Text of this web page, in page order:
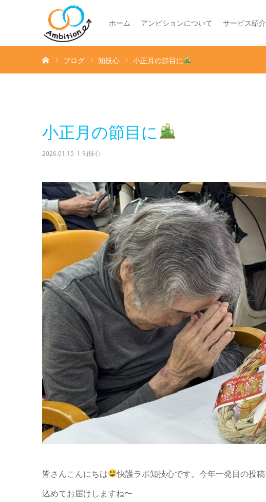
ホーム アンビションについて サービス紹介
ブログ 知技心 小正月の節目に
小正月の節目に
2026.01.15 知技心
皆さんこんにちは 快護ラボ知技心です。今年一発目の投稿
込めてお届けしますね〜